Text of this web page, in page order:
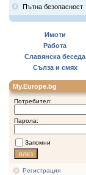
Пътна безопасност
Имоти
Работа
Славянска беседа
Сълза и смях
My.Europe.bg
Потребител:
Парола:
Запомни
Регистрация